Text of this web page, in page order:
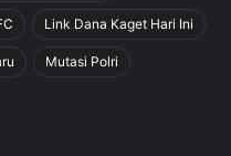
Link Dana Kaget Hari Ini
Mutasi Polri